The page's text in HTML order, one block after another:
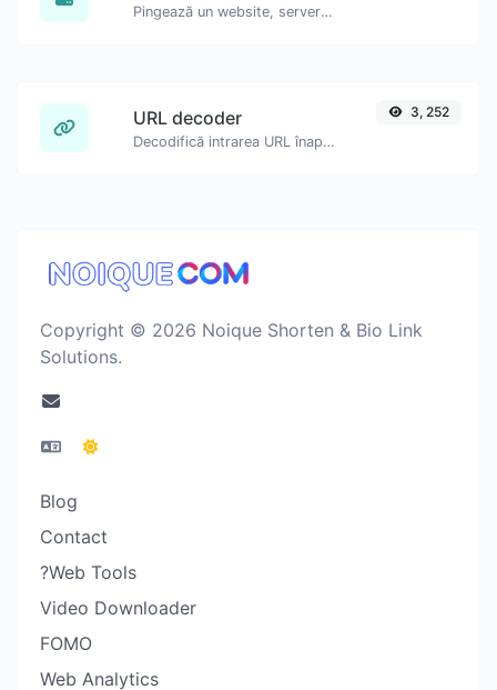
Pingează un website, server sau port.
URL decoder
Decodifică intrarea URL înapoi la un șir normal.
3, 252
Copyright © 2026 Noique Shorten & Bio Link
Solutions.
Blog
Contact
?Web Tools
Video Downloader
FOMO
Web Analytics